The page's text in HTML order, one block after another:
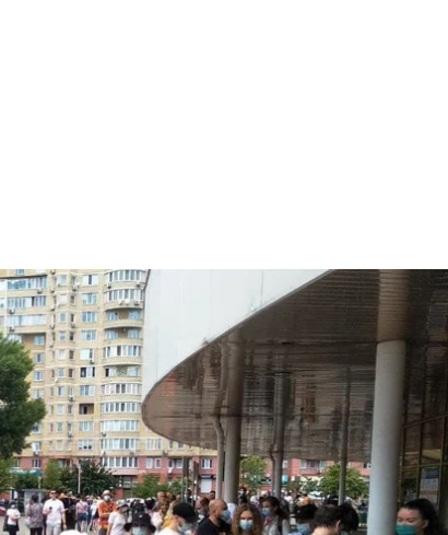
центре в Киеве. 5 июня 2021 года года
центра идет массовая вакцинация против
в пункт вакцинации задолго до
области.
пришло очень мало и вакцинировали всех,
раз в Киевской городской госадминистрации